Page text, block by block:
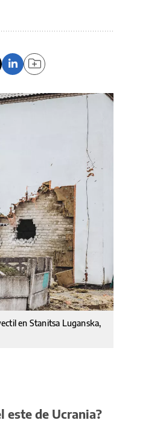
en Stanitsa Luganska,
este de Ucrania?